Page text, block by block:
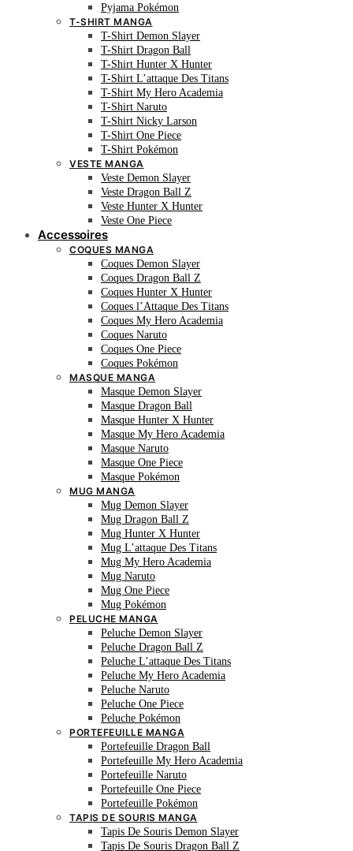
Pyjama Pokémon
T-SHIRT MANGA
T-Shirt Demon Slayer
T-Shirt Dragon Ball
T-Shirt Hunter X Hunter
T-Shirt L’attaque Des Titans
T-Shirt My Hero Academia
T-Shirt Naruto
T-Shirt Nicky Larson
T-Shirt One Piece
T-Shirt Pokémon
VESTE MANGA
Veste Demon Slayer
Veste Dragon Ball Z
Veste Hunter X Hunter
Veste One Piece
Accessoires
COQUES MANGA
Coques Demon Slayer
Coques Dragon Ball Z
Coques Hunter X Hunter
Coques l’Attaque Des Titans
Coques My Hero Academia
Coques Naruto
Coques One Piece
Coques Pokémon
MASQUE MANGA
Masque Demon Slayer
Masque Dragon Ball
Masque Hunter X Hunter
Masque My Hero Academia
Masque Naruto
Masque One Piece
Masque Pokémon
MUG MANGA
Mug Demon Slayer
Mug Dragon Ball Z
Mug Hunter X Hunter
Mug L’attaque Des Titans
Mug My Hero Academia
Mug Naruto
Mug One Piece
Mug Pokémon
PELUCHE MANGA
Peluche Demon Slayer
Peluche Dragon Ball Z
Peluche L’attaque Des Titans
Peluche My Hero Academia
Peluche Naruto
Peluche One Piece
Peluche Pokémon
PORTEFEUILLE MANGA
Portefeuille Dragon Ball
Portefeuille My Hero Academia
Portefeuille Naruto
Portefeuille One Piece
Portefeuille Pokémon
TAPIS DE SOURIS MANGA
Tapis De Souris Demon Slayer
Tapis De Souris Dragon Ball Z